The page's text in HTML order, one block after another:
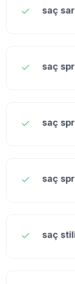
saç
saç
saç
saç
saç